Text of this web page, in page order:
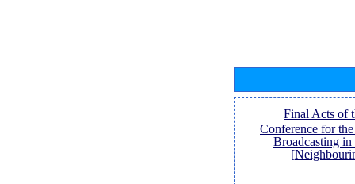
[Final Acts of
Conference for
Broadcasting